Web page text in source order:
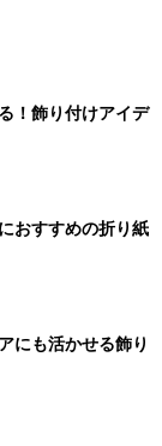
！飾り付けアイデ
おすすめの折り紙
にも活かせる飾り